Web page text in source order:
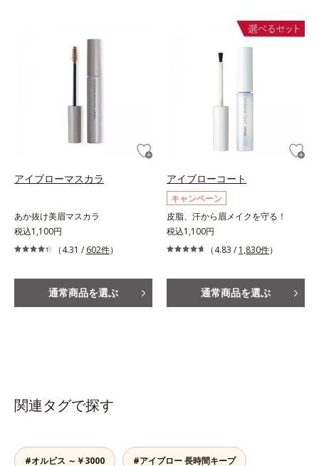
アイブローマスカラ
あか抜け美眉マスカラ
税込1,100円
（4.31 / 602件）
通常商品を選ぶ
アイブローコート
キャンペーン
皮脂、汗から眉メイクを守る！
税込1,100円
（4.83 / 1,830件）
通常商品を選ぶ
関連タグで探す
#オルビス ～￥3000 #アイブロー 長時間キープ